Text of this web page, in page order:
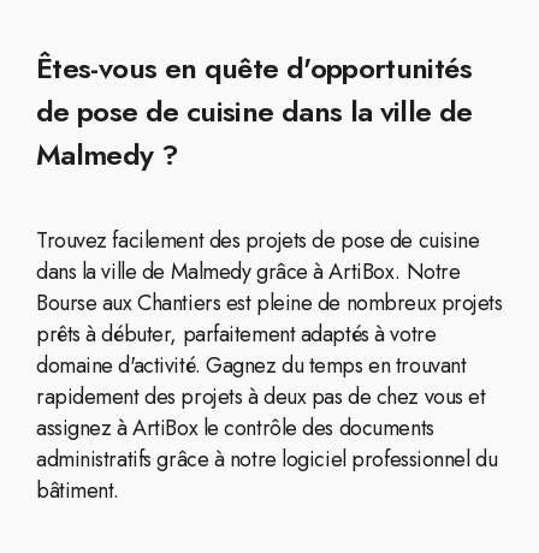
Êtes-vous en quête d'opportunités
de pose de cuisine dans la ville de
Malmedy ?
Trouvez facilement des projets de pose de cuisine
dans la ville de Malmedy grâce à ArtiBox. Notre
Bourse aux Chantiers est pleine de nombreux projets
prêts à débuter, parfaitement adaptés à votre
domaine d'activité. Gagnez du temps en trouvant
rapidement des projets à deux pas de chez vous et
assignez à ArtiBox le contrôle des documents
administratifs grâce à notre logiciel professionnel du
bâtiment.